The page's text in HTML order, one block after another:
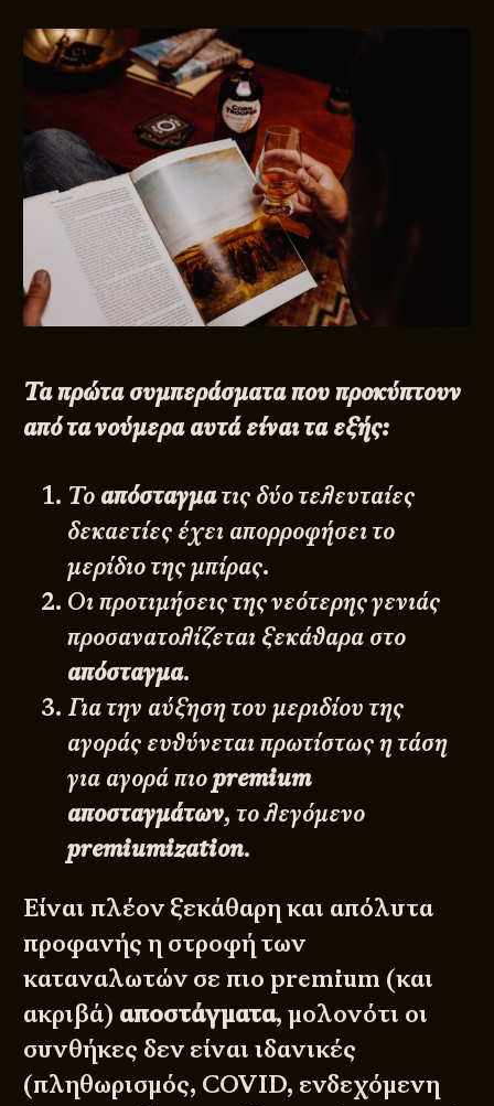
Τα πρώτα συμπεράσματα που προκύπτουν
από τα νούμερα αυτά είναι τα εξής:
Το απόσταγματις δύο τελευταίες
δεκαετίες έχει απορροφήσει το
μερίδιο της μπίρας.
Οι προτιμήσεις της νεότερης γενιάς
προσανατολίζεται ξεκάθαρα στο
απόσταγμα.
Για την αύξηση του μεριδίου της
αγοράς ευθύνεται πρωτίστως η τάση
για αγορά πιοpremium
αποσταγμάτων, το λεγόμενο
premiumization.
Είναι πλέον ξεκάθαρη και απόλυτα
προφανής η στροφή των
καταναλωτών σε πιο premium (και
ακριβά) αποστάγματα, μολονότι οι
συνθήκες δεν είναι ιδανικές
(πληθωρισμός, COVID, ενδεχόμενη